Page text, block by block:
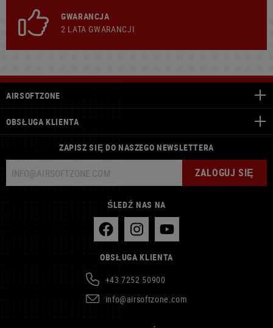
GWARANCJA
2 LATA GWARANCJI
AIRSOFTZONE
OBSŁUGA KLIENTA
ZAPISZ SIĘ DO NASZEGO NEWSLETTERA
ZALOGUJ SIĘ
ŚLEDŹ NAS NA
OBSŁUGA KLIENTA
+43 7252 50900
info@airsoftzone.com